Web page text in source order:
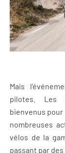
Mais
pilotes. Les
bienvenus
nombreuses
vélos de la
passant par